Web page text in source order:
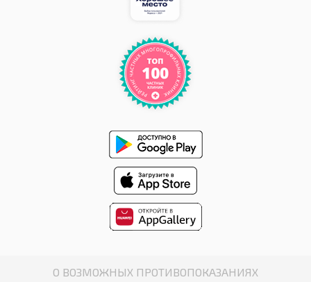
О ВОЗМОЖНЫХ ПРОТИВОПОКАЗАНИЯХ